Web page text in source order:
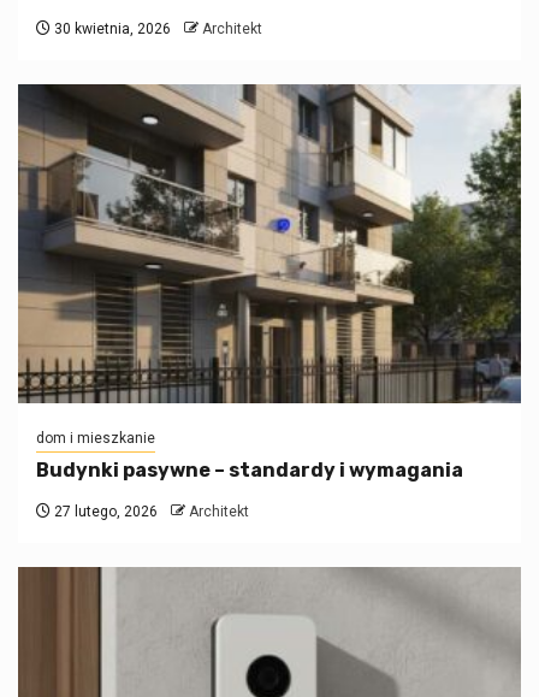
30 kwietnia, 2026 Architekt
dom i mieszkanie
Budynki pasywne – standardy i wymagania
27 lutego, 2026 Architekt